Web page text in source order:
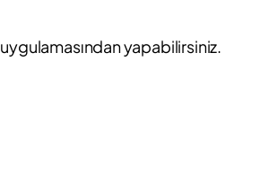
uygulamasından yapabilirsiniz.